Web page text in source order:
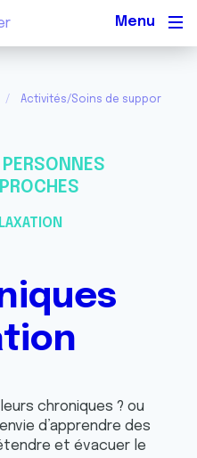
Activités/Soins de support
chroniques ? ou
d’apprendre des
et évacuer le